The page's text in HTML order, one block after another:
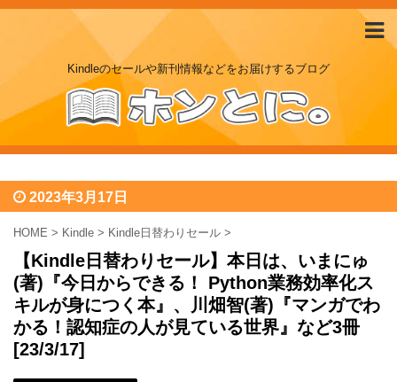
Kindleのセールや新刊情報などをお届けするブログ
2023年3月17日
HOME > Kindle > Kindle日替わりセール >
【Kindle日替わりセール】本日は、いまにゅ
(著)『今日からできる！ Python業務効率化ス
キルが身につく本』、川畑智(著)『マンガでわ
かる！認知症の人が見ている世界』など3冊
[23/3/17]